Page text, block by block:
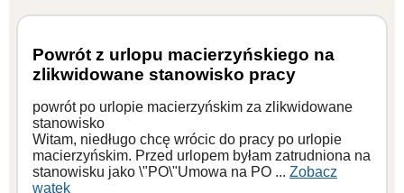
Powrót z urlopu macierzyńskiego na
zlikwidowane stanowisko pracy
powrót po urlopie macierzyńskim za zlikwidowane
stanowisko
Witam, niedługo chcę wrócic do pracy po urlopie
macierzyńskim. Przed urlopem byłam zatrudniona na
stanowisku jako \"PO\"Umowa na PO ... Zobacz
wątek